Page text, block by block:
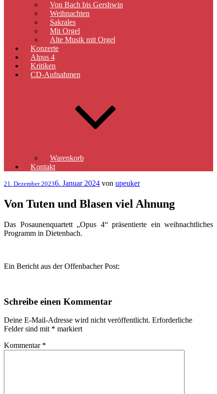
Von Bach bis Gershwin
Weihnachten
Sakrales
Mit Orgel
Alte Musik mit Orgel
Konzerte
Alpus 4
Kritiken
CD-Aufnahmen
Warenkorb
Kontakt
Veröffentlicht
21. Dezember 20236. Januar 2024 von upeuker
Von Tuten und Blasen viel Ahnung
Das Posaunenquartett „Opus 4“ präsentierte ein weihnachtliches
Programm in Dietenbach.
Ein Bericht aus der Offenbacher Post:
Schreibe einen Kommentar
Deine E-Mail-Adresse wird nicht veröffentlicht. Erforderliche
Felder sind mit * markiert
Kommentar *